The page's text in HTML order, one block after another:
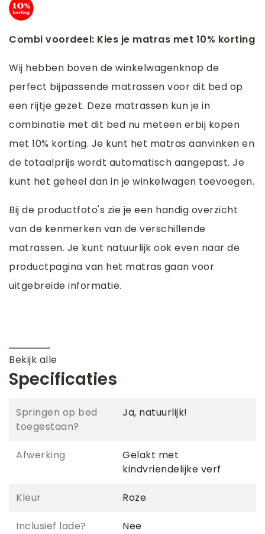
Combi voordeel: Kies je matras met 10% korting
Wij hebben boven de winkelwagenknop de
perfect bijpassende matrassen voor dit bed op
een rijtje gezet. Deze matrassen kun je in
combinatie met dit bed nu meteen erbij kopen
met 10% korting. Je kunt het matras aanvinken en
de totaalprijs wordt automatisch aangepast. Je
kunt het geheel dan in je winkelwagen toevoegen.
Bij de productfoto's zie je een handig overzicht
van de kenmerken van de verschillende
matrassen. Je kunt natuurlijk ook even naar de
productpagina van het matras gaan voor
uitgebreide informatie.
Bekijk alle
Specificaties
Springen op bed
toegestaan?
Ja, natuurlijk!
Afwerking
Gelakt met
kindvriendelijke verf
Kleur Roze
Inclusief lade? Nee